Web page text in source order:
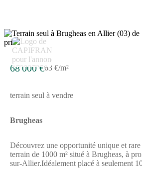
supprimé), E-mail : (Email supprimé) -
immatriculé au RSAC de GRENOBLE
201
68 000 €63 €/m²
terrain seul à vendre
Brugheas
Découvrez une opportunité unique et
terrain de 1000 m² situé à Brugheas, à
sur-Allier.Idéalement placé à seulement